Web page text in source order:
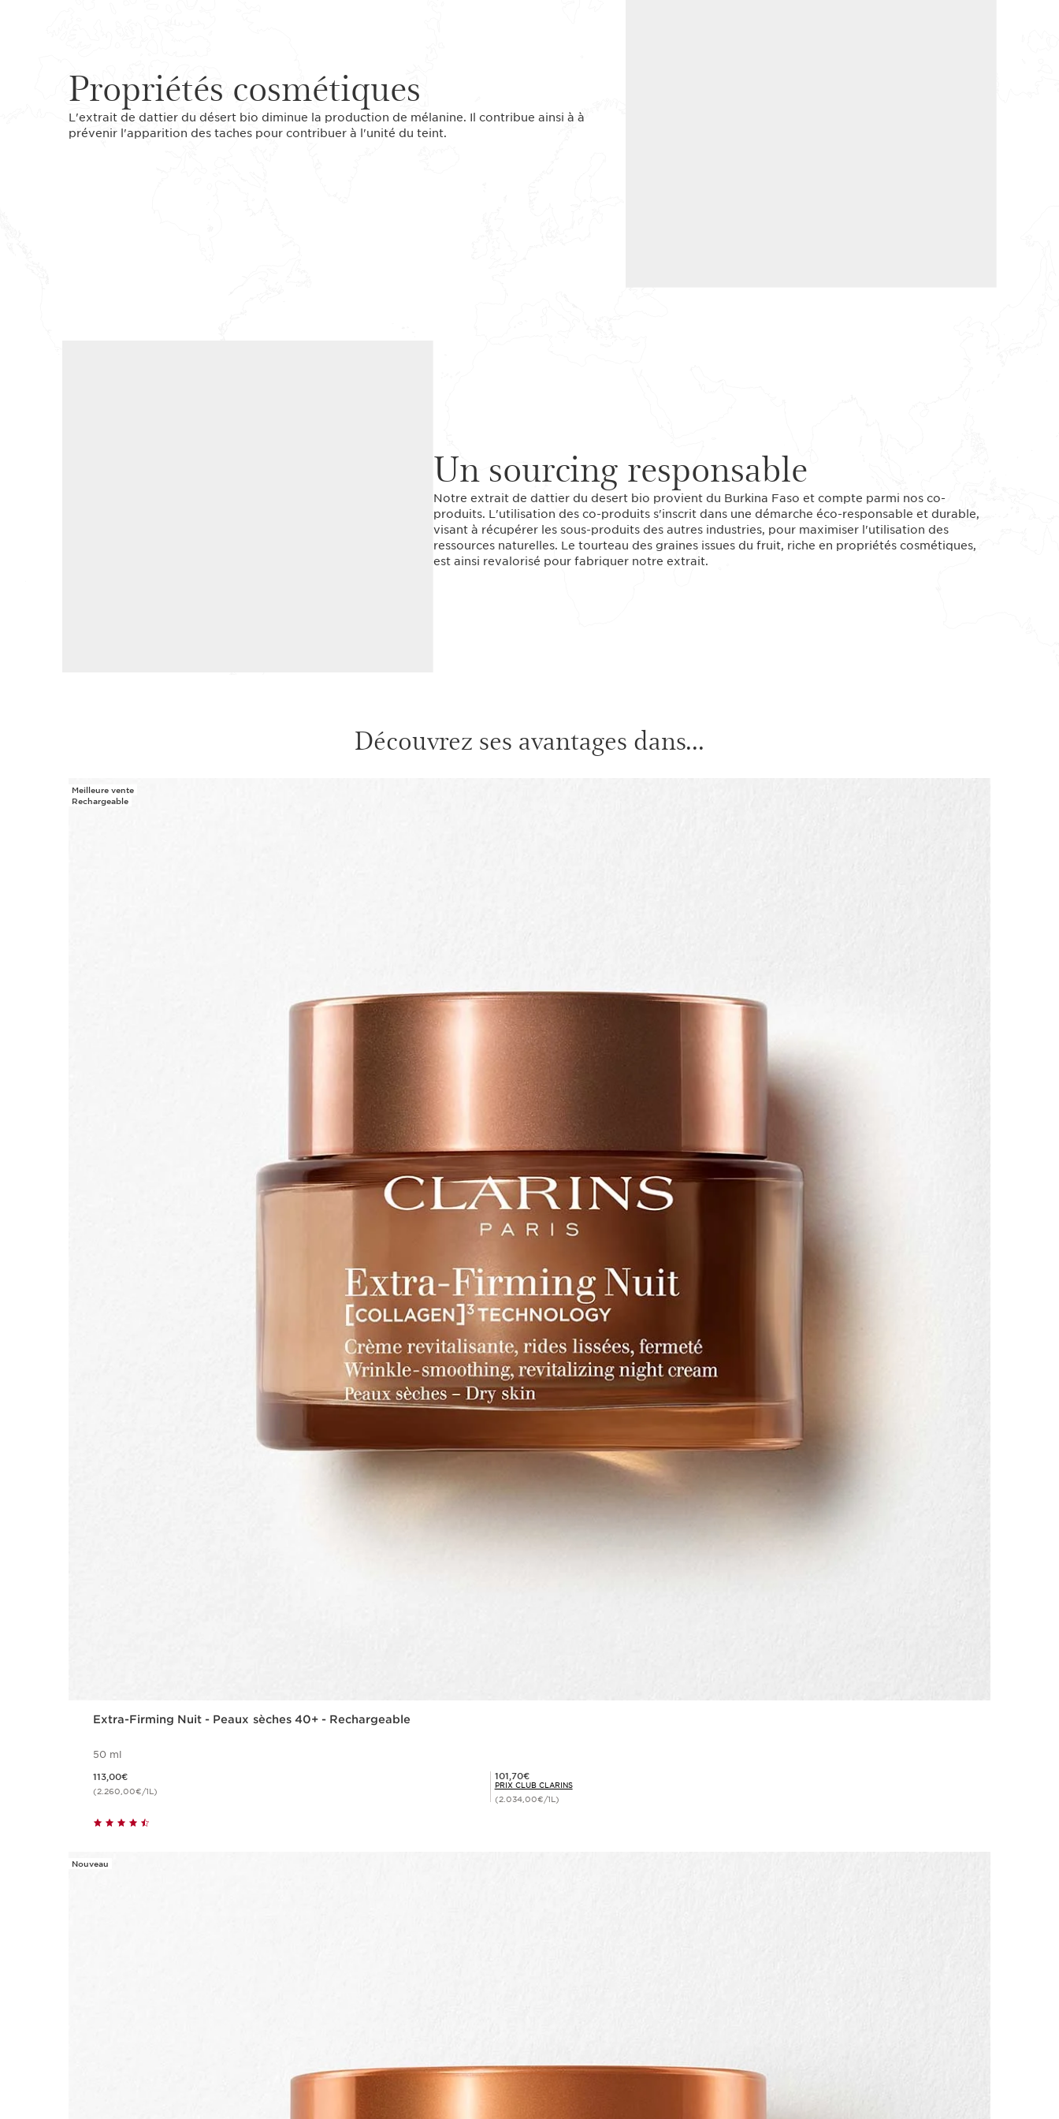
Propriétés cosmétiques
L'extrait de dattier du désert bio diminue la production de mélanine. Il contribue ainsi à à
prévenir l'apparition des taches pour contribuer à l'unité du teint.
Un sourcing responsable
Notre extrait de dattier du desert bio provient du Burkina Faso et compte parmi nos co-
produits. L'utilisation des co-produits s'inscrit dans une démarche éco-responsable et durable,
visant à récupérer les sous-produits des autres industries, pour maximiser l'utilisation des
ressources naturelles. Le tourteau des graines issues du fruit, riche en propriétés cosmétiques,
est ainsi revalorisé pour fabriquer notre extrait.
Découvrez ses avantages dans...
ALLER AU CONTENU
Meilleure vente
Rechargeable
Extra-Firming Nuit - Peaux sèches 40+ - Rechargeable
50 ml
113,00€
(2.260,00€/1L)
Prix Club Clarins 101,70€
101,70€
PRIX CLUB CLARINS
(2.034,00€/1L)
Nouveau